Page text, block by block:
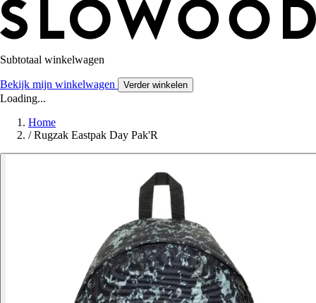
Subtotaal winkelwagen
Bekijk mijn winkelwagen Verder winkelen
Loading...
Home
/ Rugzak Eastpak Day Pak'R